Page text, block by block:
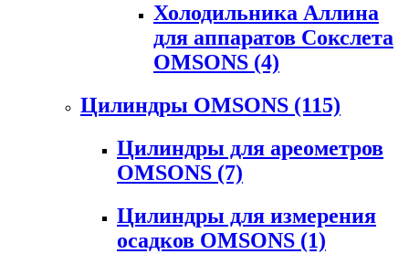
Холодильника Аллина
для аппаратов Сокслета
OMSONS (4)
Цилиндры OMSONS (115)
Цилиндры для ареометров
OMSONS (7)
Цилиндры для измерения
осадков OMSONS (1)